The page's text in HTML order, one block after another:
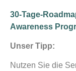
30-Tage-
Awareness
Unser Tipp:
Nutzen Sie die